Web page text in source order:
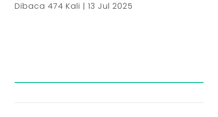
Dibaca 474 Kali | 13 Jul 2025